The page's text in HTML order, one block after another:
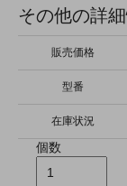
その他の詳
販売価格
型番
在庫状況
個数